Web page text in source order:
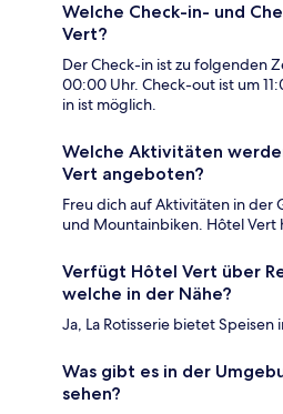
Welche Check-in- und
Vert?
Der Check-in ist zu folgenden
00:00 Uhr. Check-out ist um
in ist möglich.
Welche Aktivitäten
Vert angeboten?
Freu dich auf Aktivitäten in der
und Mountainbiken. Hôtel Vert
Verfügt Hôtel Vert über
welche in der Nähe?
Ja, La Rotisserie bietet
Was gibt es in der
sehen?